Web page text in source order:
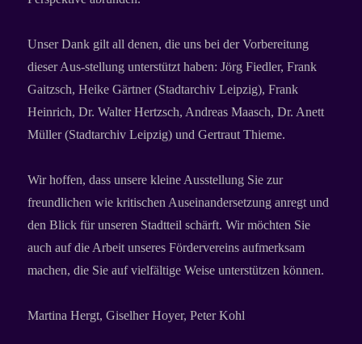
Unser Dank gilt all denen, die uns bei der Vorbereitung
dieser Aus-stellung unterstützt haben: Jörg Fiedler, Frank
Gaitzsch, Heike Gärtner (Stadtarchiv Leipzig), Frank
Heinrich, Dr. Walter Hertzsch, Andreas Maasch, Dr. Anett
Müller (Stadtarchiv Leipzig) und Gertraut Thieme.
Wir hoffen, dass unsere kleine Ausstellung Sie zur
freundlichen wie kritischen Auseinandersetzung anregt und
den Blick für unseren Stadtteil schärft. Wir möchten Sie
auch auf die Arbeit unseres Fördervereins aufmerksam
machen, die Sie auf vielfältige Weise unterstützen können.
Martina Hergt, Giselher Hoyer, Peter Kohl